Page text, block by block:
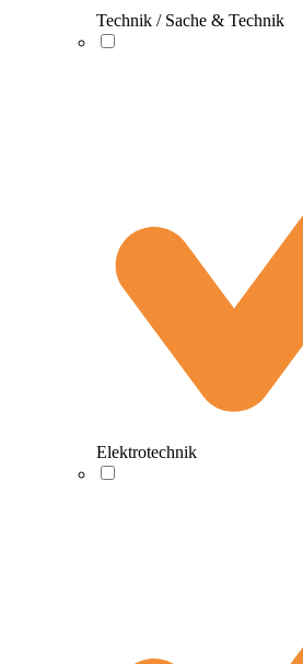
Technik / Sache & Technik
Elektrotechnik